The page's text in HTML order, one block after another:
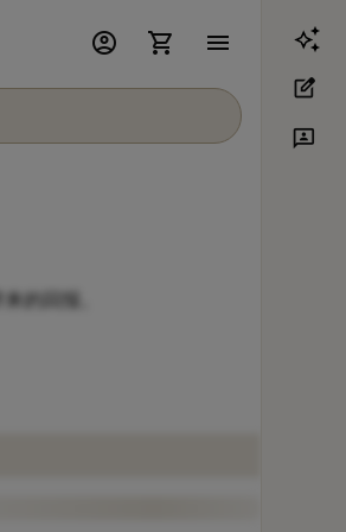
account_circle shopping_cart menu
的回报。
edit_square
3p